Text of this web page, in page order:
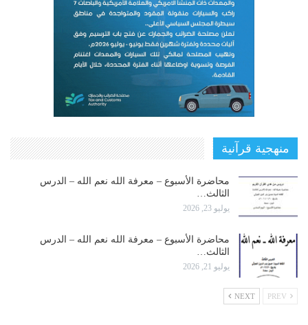
منهجية قرآنية
محاضرة الأسبوع – معرفة الله نعم الله – الدرس
الثالث…
يوليو 23, 2026
محاضرة الأسبوع – معرفة الله نعم الله – الدرس
الثالث…
يوليو 21, 2026
NEXT